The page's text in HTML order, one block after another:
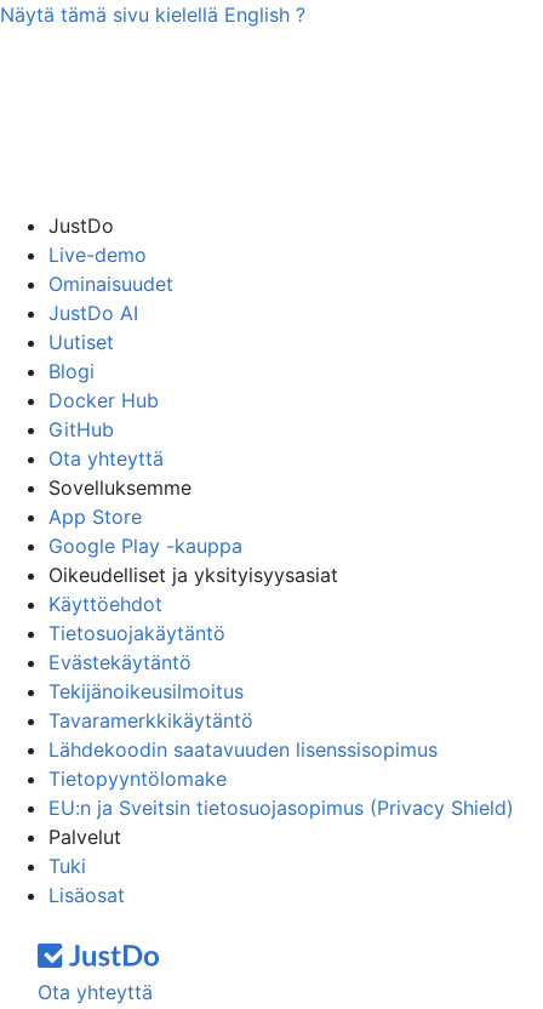
Näytä tämä sivu kielellä English ?
JustDo
Live-demo
Ominaisuudet
JustDo AI
Uutiset
Blogi
Docker Hub
GitHub
Ota yhteyttä
Sovelluksemme
App Store
Google Play -kauppa
Oikeudelliset ja yksityisyysasiat
Käyttöehdot
Tietosuojakäytäntö
Evästekäytäntö
Tekijänoikeusilmoitus
Tavaramerkkikäytäntö
Lähdekoodin saatavuuden lisenssisopimus
Tietopyyntölomake
EU:n ja Sveitsin tietosuojasopimus (Privacy Shield)
Palvelut
Tuki
Lisäosat
Ota yhteyttä